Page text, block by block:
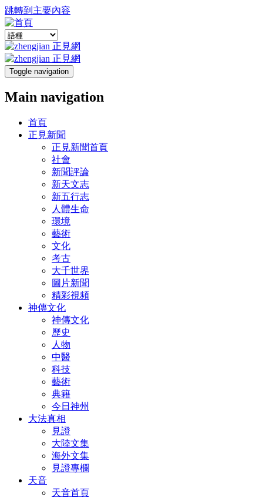
跳轉到主要內容
Toggle navigation
Main navigation
首頁
正見新聞
正見新聞首頁
社會
新聞評論
新天文志
新五行志
人體生命
環境
藝術
文化
考古
大千世界
圖片新聞
精彩視頻
神傳文化
神傳文化
歷史
人物
中醫
科技
藝術
典籍
今日神州
大法真相
見證
大陸文集
海外文集
見證專欄
天音
天音首頁